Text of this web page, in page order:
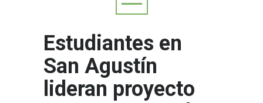
Estudiantes en
San Agustín
lideran proyecto